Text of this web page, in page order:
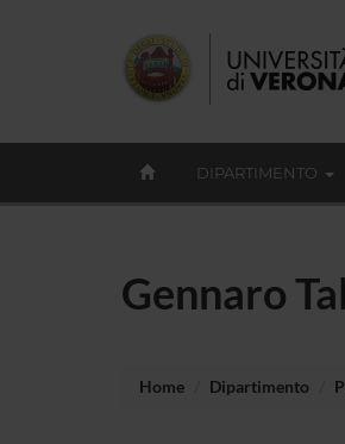
DIPARTIMENTO
Gennaro
Home Dipartimento